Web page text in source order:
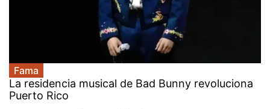
Fama
La residencia musical de Bad Bunny revoluciona
Puerto Rico